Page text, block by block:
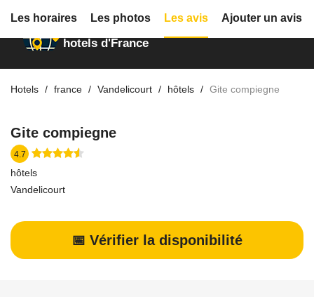
Annuaire des
hotels d'France
Hotels france Vandelicourt hôtels Gite compiegne
Gite compiegne
4.7
hôtels
Vandelicourt
📅 Vérifier la disponibilité
Les horaires Les photos Les avis Ajouter un avis